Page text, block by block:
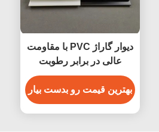
دیوار گاراژ PVC با مقاومت
عالی در برابر رطوبت
بهترین قیمت رو بدست بیار